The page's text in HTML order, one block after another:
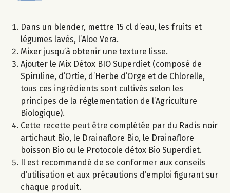
Dans un blender, mettre 15 cl d’eau, les fruits et
légumes lavés, l’Aloe Vera.
Mixer jusqu’à obtenir une texture lisse.
Ajouter le Mix Détox BIO Superdiet (composé de
Spiruline, d’Ortie, d’Herbe d’Orge et de Chlorelle,
tous ces ingrédients sont cultivés selon les
principes de la réglementation de l’Agriculture
Biologique).
Cette recette peut être complétée par du Radis noir
artichaut Bio, le Drainaflore Bio, le Drainaflore
boisson Bio ou le Protocole détox Bio Superdiet.
Il est recommandé de se conformer aux conseils
d’utilisation et aux précautions d’emploi figurant sur
chaque produit.